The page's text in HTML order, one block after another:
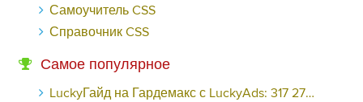
Самоучитель CSS
Справочник CSS
Самое популярное
LuckyГайд на Гардемакс с LuckyAds: 317 279 рублей за 10 дней - «Надо знать»